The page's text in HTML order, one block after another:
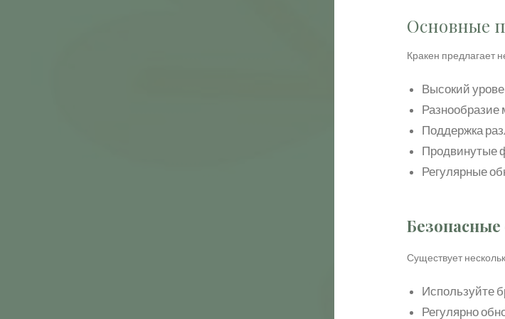
Основные
Кракен предлагает
Высокий
Разнообразие
Поддержка
Продвинутые
Регулярные
Безопасные
Существует
Используйте
Регулярно